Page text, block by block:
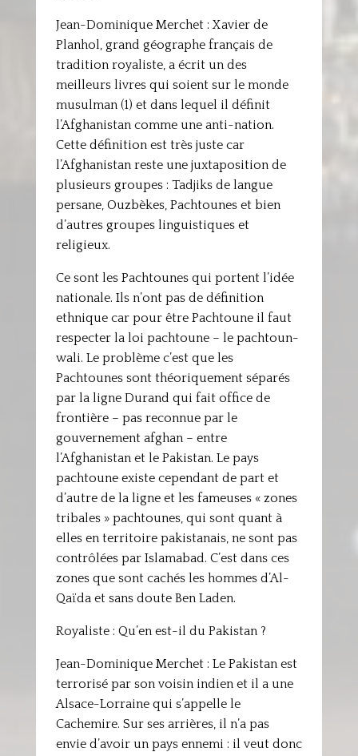
Jean-Dominique Merchet : Xavier de
Planhol, grand géographe français de
tradition royaliste, a écrit un des
meilleurs livres qui soient sur le monde
musulman (1) et dans lequel il définit
l’Afghanistan comme une anti-nation.
Cette définition est très juste car
l’Afghanistan reste une juxtaposition de
plusieurs groupes : Tadjiks de langue
persane, Ouzbèkes, Pachtounes et bien
d’autres groupes linguistiques et
religieux.
Ce sont les Pachtounes qui portent l’idée
nationale. Ils n’ont pas de définition
ethnique car pour être Pachtoune il faut
respecter la loi pachtoune – le pachtoun-
wali. Le problème c’est que les
Pachtounes sont théoriquement séparés
par la ligne Durand qui fait office de
frontière – pas reconnue par le
gouvernement afghan – entre
l’Afghanistan et le Pakistan. Le pays
pachtoune existe cependant de part et
d’autre de la ligne et les fameuses « zones
tribales » pachtounes, qui sont quant à
elles en territoire pakistanais, ne sont pas
contrôlées par Islamabad. C’est dans ces
zones que sont cachés les hommes d’Al-
Qaïda et sans doute Ben Laden.
Royaliste : Qu’en est-il du Pakistan ?
Jean-Dominique Merchet : Le Pakistan est
terrorisé par son voisin indien et il a une
Alsace-Lorraine qui s’appelle le
Cachemire. Sur ses arrières, il n’a pas
envie d’avoir un pays ennemi : il veut donc